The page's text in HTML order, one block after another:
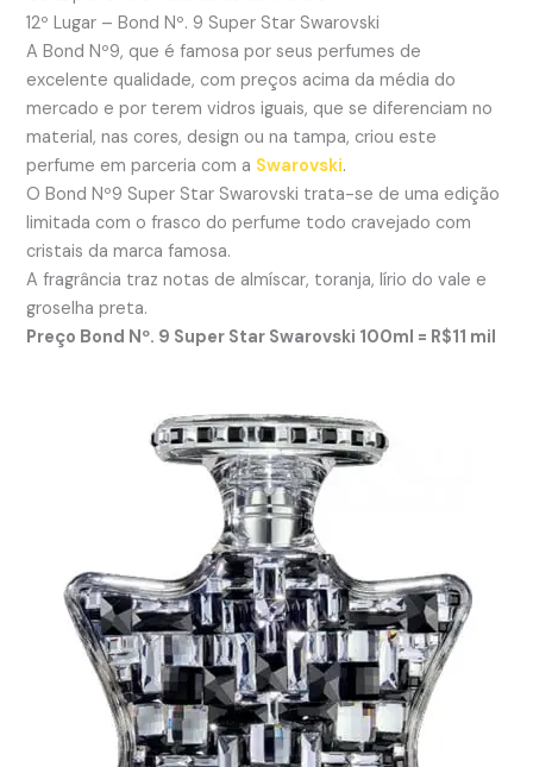
12º Lugar – Bond Nº. 9 Super Star Swarovski
A Bond Nº9, que é famosa por seus perfumes de
excelente qualidade, com preços acima da média do
mercado e por terem vidros iguais, que se diferenciam no
material, nas cores, design ou na tampa, criou este
perfume em parceria com a Swarovski.
O Bond Nº9 Super Star Swarovski trata-se de uma edição
limitada com o frasco do perfume todo cravejado com
cristais da marca famosa.
A fragrância traz notas de almíscar, toranja, lírio do vale e
groselha preta.
Preço Bond Nº. 9 Super Star Swarovski 100ml = R$11 mil